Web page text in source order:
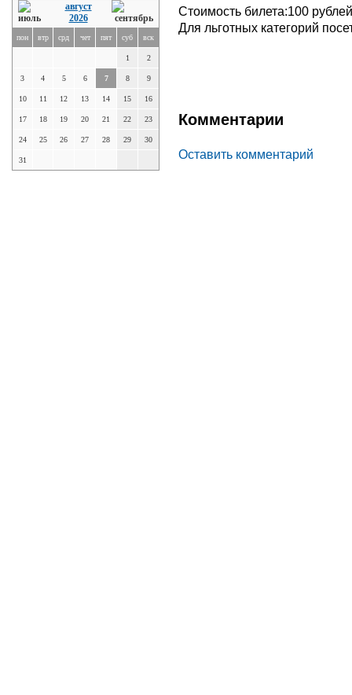
август
2026
пон втр срд чет пят суб вск
1 2
3 4 5 6 7 8 9
10 11 12 13 14 15 16
17 18 19 20 21 22 23
24 25 26 27 28 29 30
31
Стоимость билета:100
Для льготных категорий
Комментарии
Оставить комментарий